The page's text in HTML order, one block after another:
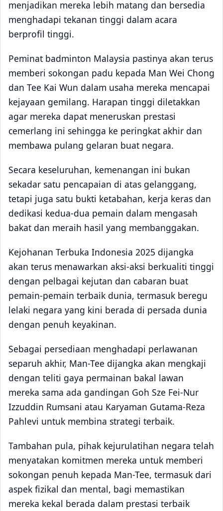
menjadikan mereka lebih matang dan bersedia
menghadapi tekanan tinggi dalam acara
berprofil tinggi.
Peminat badminton Malaysia pastinya akan terus
memberi sokongan padu kepada Man Wei Chong
dan Tee Kai Wun dalam usaha mereka mencapai
kejayaan gemilang. Harapan tinggi diletakkan
agar mereka dapat meneruskan prestasi
cemerlang ini sehingga ke peringkat akhir dan
membawa pulang gelaran buat negara.
Secara keseluruhan, kemenangan ini bukan
sekadar satu pencapaian di atas gelanggang,
tetapi juga satu bukti ketabahan, kerja keras dan
dedikasi kedua-dua pemain dalam mengasah
bakat dan meraih hasil yang membanggakan.
Kejohanan Terbuka Indonesia 2025 dijangka
akan terus menawarkan aksi-aksi berkualiti tinggi
dengan pelbagai kejutan dan cabaran buat
pemain-pemain terbaik dunia, termasuk beregu
lelaki negara yang kini berada di persada dunia
dengan penuh keyakinan.
Sebagai persediaan menghadapi perlawanan
separuh akhir, Man-Tee dijangka akan mengkaji
dengan teliti gaya permainan bakal lawan
mereka sama ada gandingan Goh Sze Fei-Nur
Izzuddin Rumsani atau Karyaman Gutama-Reza
Pahlevi untuk membina strategi terbaik.
Tambahan pula, pihak kejurulatihan negara telah
menyatakan komitmen mereka untuk memberi
sokongan penuh kepada Man-Tee, termasuk dari
aspek fizikal dan mental, bagi memastikan
mereka kekal berada dalam prestasi terbaik